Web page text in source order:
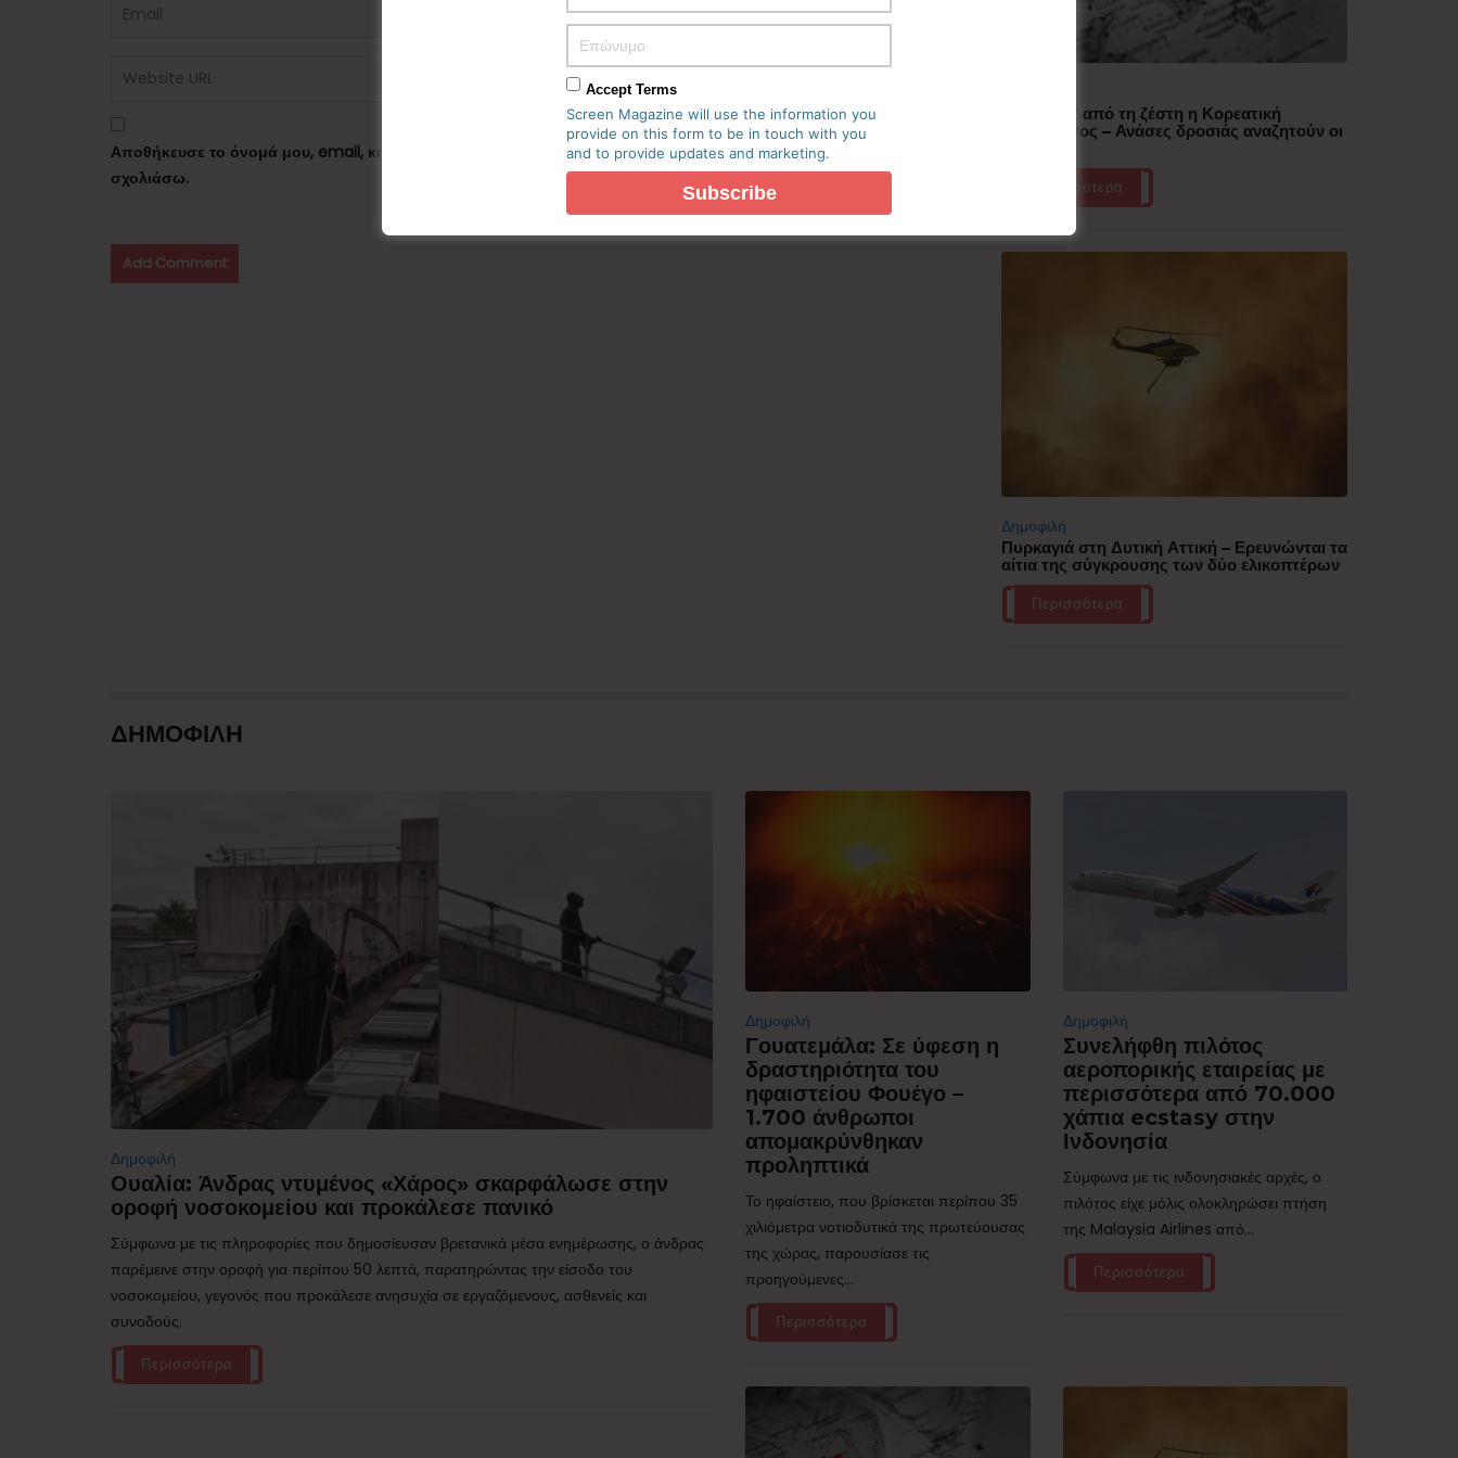
Αποθήκευσε το όνομά μου, email, και τον ιστότοπο μου σε αυτόν τον πλοηγό για την επόμενη φορά που θα
σχολιάσω.
“Έλιωσε” από τη ζέστη η Κορεατική
Χερσόνησος – Ανάσες δροσιάς αναζητούν οι
Περισσότερα
Δημοφιλή
Πυρκαγιά στη Δυτική Αττική – Ερευνώνται τα
αίτια της σύγκρουσης των δύο ελικοπτέρων
Περισσότερα
ΔΗΜΟΦΙΛΗ
Δημοφιλή
Ουαλία: Άνδρας ντυμένος «Χάρος» σκαρφάλωσε στην
οροφή νοσοκομείου και προκάλεσε πανικό
Σύμφωνα με τις πληροφορίες που δημοσίευσαν βρετανικά μέσα ενημέρωσης, ο άνδρας
παρέμεινε στην οροφή για περίπου 50 λεπτά, παρατηρώντας την είσοδο του
νοσοκομείου, γεγονός που προκάλεσε ανησυχία σε εργαζόμενους, ασθενείς και
συνοδούς.
Περισσότερα
Δημοφιλή
Γουατεμάλα: Σε ύφεση η
δραστηριότητα του
ηφαιστείου Φουέγο –
1.700 άνθρωποι
απομακρύνθηκαν
προληπτικά
Το ηφαίστειο, που βρίσκεται περίπου 35
χιλιόμετρα νοτιοδυτικά της πρωτεύουσας
της χώρας, παρουσίασε τις
προηγούμενες...
Περισσότερα
Δημοφιλή
Συνελήφθη πιλότος
αεροπορικής εταιρείας με
περισσότερα από 70.000
χάπια ecstasy στην
Ινδονησία
Σύμφωνα με τις ινδονησιακές αρχές, ο
πιλότος είχε μόλις ολοκληρώσει πτήση
της Malaysia Airlines από...
Περισσότερα
Accept Terms
Screen Magazine will use the information you
provide on this form to be in touch with you
and to provide updates and marketing.